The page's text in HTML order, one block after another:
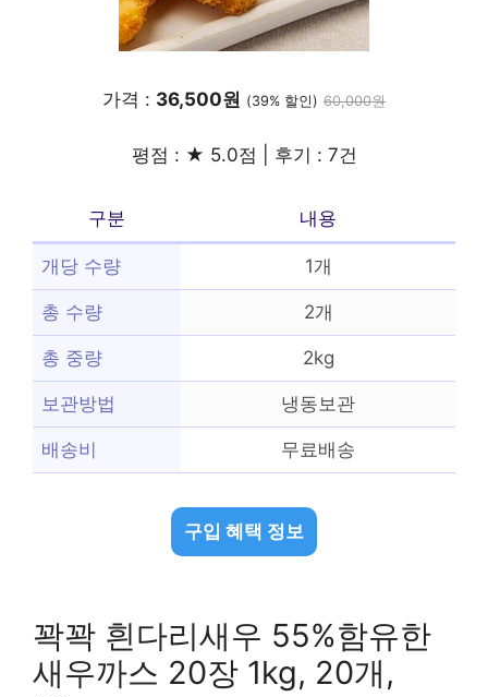
가격 : 36,500원 (39% 할인) 60,000원
평점 : ★ 5.0점 | 후기 : 7건
구분 내용
개당 수량 1개
총 수량 2개
총 중량 2kg
보관방법 냉동보관
배송비 무료배송
구입 혜택 정보
꽉꽉 흰다리새우 55%함유한
새우까스 20장 1kg, 20개,